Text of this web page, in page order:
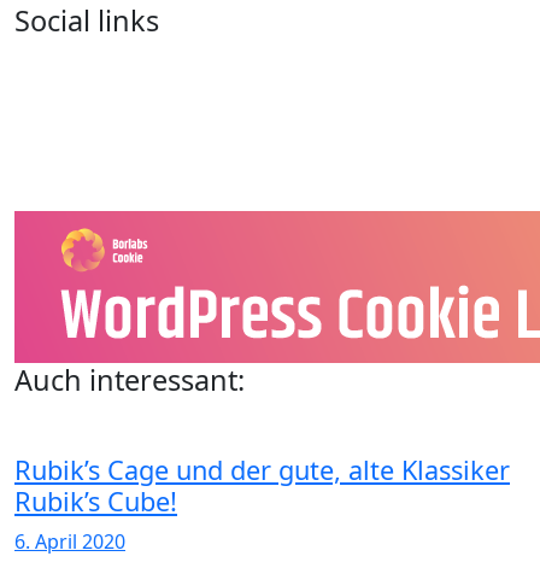
Social links
Auch interessant:
Rubik’s Cage und der gute, alte Klassiker
Rubik’s Cube!
6. April 2020